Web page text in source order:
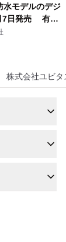
水モデルのデジ
7日発売 有効
選べるコンデ
株式会社ユビタ